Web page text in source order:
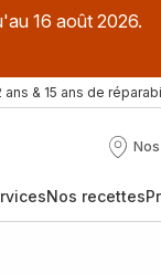
16 août 2026.
ans & 15 ans de
Nos
Nos recettes